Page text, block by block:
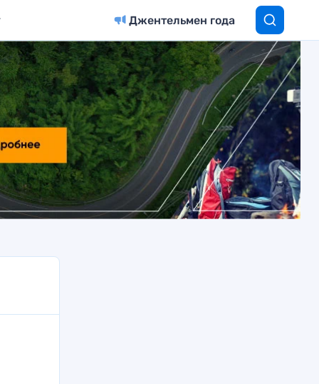
Джентельмен года